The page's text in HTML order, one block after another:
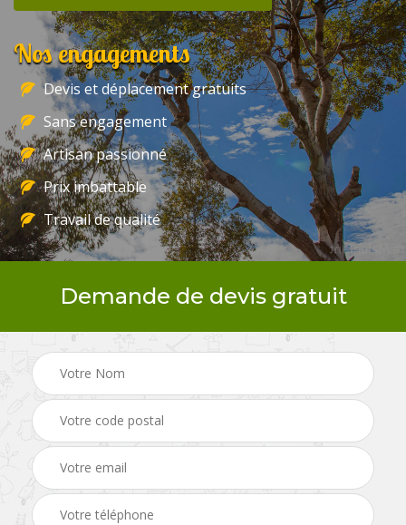
Nos engagements
Devis et déplacement gratuits
Sans engagement
Artisan passionné
Prix imbattable
Travail de qualité
Demande de devis gratuit